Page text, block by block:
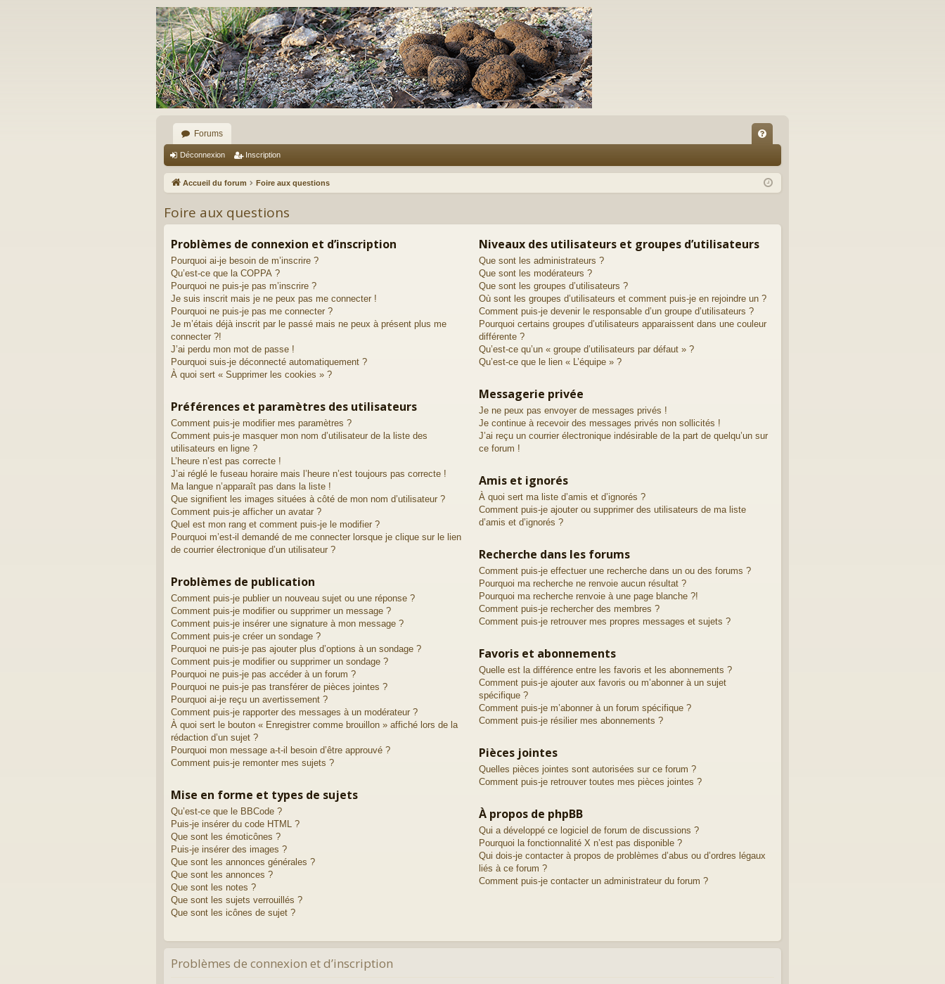
Forums
Q
Déconnexion Inscription
Accueil du forum Foire aux questions
Foire aux questions
Problèmes de connexion et d’inscription
Pourquoi ai-je besoin de m’inscrire ?
Qu’est-ce que la COPPA ?
Pourquoi ne puis-je pas m’inscrire ?
Je suis inscrit mais je ne peux pas me connecter !
Pourquoi ne puis-je pas me connecter ?
Je m’étais déjà inscrit par le passé mais ne peux à présent plus me
connecter ?!
J’ai perdu mon mot de passe !
Pourquoi suis-je déconnecté automatiquement ?
À quoi sert « Supprimer les cookies » ?
Préférences et paramètres des utilisateurs
Comment puis-je modifier mes paramètres ?
Comment puis-je masquer mon nom d’utilisateur de la liste des
utilisateurs en ligne ?
L’heure n’est pas correcte !
J’ai réglé le fuseau horaire mais l’heure n’est toujours pas correcte !
Ma langue n’apparaît pas dans la liste !
Que signifient les images situées à côté de mon nom d’utilisateur ?
Comment puis-je afficher un avatar ?
Quel est mon rang et comment puis-je le modifier ?
Pourquoi m’est-il demandé de me connecter lorsque je clique sur le lien
de courrier électronique d’un utilisateur ?
Problèmes de publication
Comment puis-je publier un nouveau sujet ou une réponse ?
Comment puis-je modifier ou supprimer un message ?
Comment puis-je insérer une signature à mon message ?
Comment puis-je créer un sondage ?
Pourquoi ne puis-je pas ajouter plus d’options à un sondage ?
Comment puis-je modifier ou supprimer un sondage ?
Pourquoi ne puis-je pas accéder à un forum ?
Pourquoi ne puis-je pas transférer de pièces jointes ?
Pourquoi ai-je reçu un avertissement ?
Comment puis-je rapporter des messages à un modérateur ?
À quoi sert le bouton « Enregistrer comme brouillon » affiché lors de la
rédaction d’un sujet ?
Pourquoi mon message a-t-il besoin d’être approuvé ?
Comment puis-je remonter mes sujets ?
Mise en forme et types de sujets
Qu’est-ce que le BBCode ?
Puis-je insérer du code HTML ?
Que sont les émoticônes ?
Puis-je insérer des images ?
Que sont les annonces générales ?
Que sont les annonces ?
Que sont les notes ?
Que sont les sujets verrouillés ?
Que sont les icônes de sujet ?
Niveaux des utilisateurs et groupes d’utilisateurs
Que sont les administrateurs ?
Que sont les modérateurs ?
Que sont les groupes d’utilisateurs ?
Où sont les groupes d’utilisateurs et comment puis-je en rejoindre un ?
Comment puis-je devenir le responsable d’un groupe d’utilisateurs ?
Pourquoi certains groupes d’utilisateurs apparaissent dans une couleur
différente ?
Qu’est-ce qu’un « groupe d’utilisateurs par défaut » ?
Qu’est-ce que le lien « L’équipe » ?
Messagerie privée
Je ne peux pas envoyer de messages privés !
Je continue à recevoir des messages privés non sollicités !
J’ai reçu un courrier électronique indésirable de la part de quelqu’un sur
ce forum !
Amis et ignorés
À quoi sert ma liste d’amis et d’ignorés ?
Comment puis-je ajouter ou supprimer des utilisateurs de ma liste
d’amis et d’ignorés ?
Recherche dans les forums
Comment puis-je effectuer une recherche dans un ou des forums ?
Pourquoi ma recherche ne renvoie aucun résultat ?
Pourquoi ma recherche renvoie à une page blanche ?!
Comment puis-je rechercher des membres ?
Comment puis-je retrouver mes propres messages et sujets ?
Favoris et abonnements
Quelle est la différence entre les favoris et les abonnements ?
Comment puis-je ajouter aux favoris ou m’abonner à un sujet
spécifique ?
Comment puis-je m’abonner à un forum spécifique ?
Comment puis-je résilier mes abonnements ?
Pièces jointes
Quelles pièces jointes sont autorisées sur ce forum ?
Comment puis-je retrouver toutes mes pièces jointes ?
À propos de phpBB
Qui a développé ce logiciel de forum de discussions ?
Pourquoi la fonctionnalité X n’est pas disponible ?
Qui dois-je contacter à propos de problèmes d’abus ou d’ordres légaux
liés à ce forum ?
Comment puis-je contacter un administrateur du forum ?
Problèmes de connexion et d’inscription